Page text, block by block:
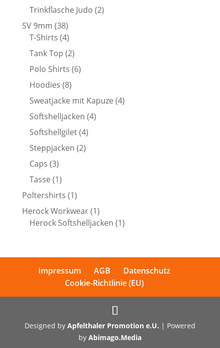
Trinkflasche Judo 22
SV 9mm 3838
Produkte
T-Shirts 44
Produkte
Tank Top 22
Produkte
Polo Shirts 66
Hoodies 88
Produkte
Sweatjacke mit Kapuze 44
Softshelljacken 44
Softshellgilet 44
Steppjacken 22
Caps 33
Produkte
Tasse 11
Produkt
Poltershirts 11
Produkt
Herock Workwear 11
Produkt
Herock Softshelljacken 11
Impressum AGB
Datenschutz
Cookie-Richtlinie (EU)
Designed by Apfelthaler Promotion e.U. | Powered
by Abimago.Media